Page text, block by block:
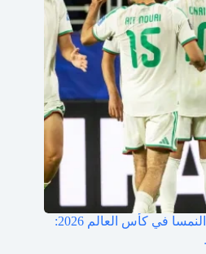
تشكيل منتخب الجزائر لملاقاة النمسا في كأس العالم 2026: